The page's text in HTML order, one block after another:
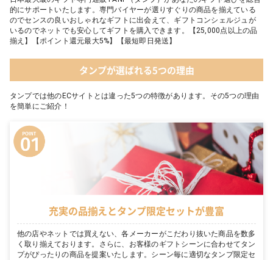
的にサポートいたします。専門バイヤーが選りすぐりの商品を揃えている
のでセンスの良いおしゃれなギフトに出会えて、ギフトコンシェルジュが
いるのでネットでも安心してギフトを購入できます。【25,000点以上の品
揃え】【ポイント還元最大5%】【最短即日発送】
タンプが選ばれる5つの理由
タンプでは他のECサイトとは違った5つの特徴があります。その5つの理由
を簡単にご紹介！
充実の品揃えとタンプ限定セットが豊富
他の店やネットでは買えない、各メーカーがこだわり抜いた商品を数多
く取り揃えております。さらに、お客様のギフトシーンに合わせてタン
プがぴったりの商品を提案いたします。シーン毎に適切なタンプ限定セ